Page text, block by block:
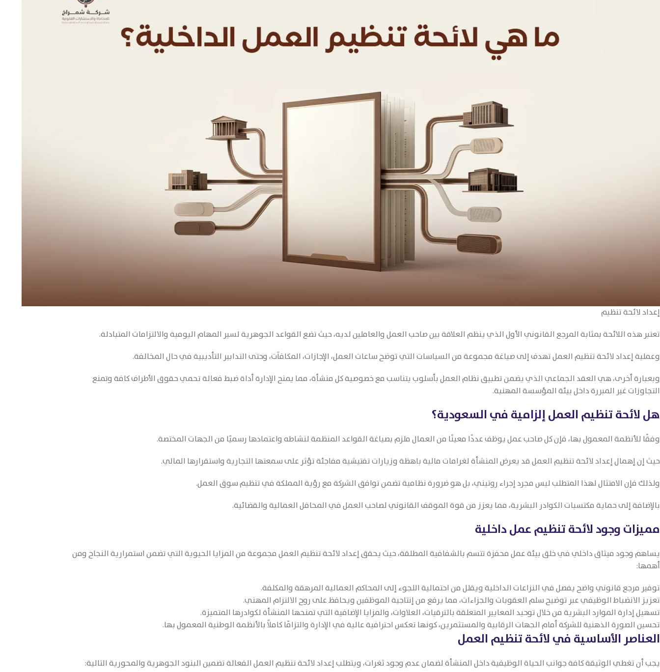
إعداد لائحة تنظيم
تعتبر هذه اللائحة بمثابة المرجع القانوني الأول الذي ينظم العلاقة بين صاحب العمل والعاملين لديه، حيث تضع القواعد الجوهرية لسير المهام اليومية والالتزامات المتبادلة.
وعملية إعداد لائحة تنظيم العمل تهدف إلى صياغة مجموعة من السياسات التي توضح ساعات العمل، الإجازات، المكافآت، وحتى التدابير التأديبية في حال المخالفة.
وبعبارة أخرى، هي العقد الجماعي الذي يضمن تطبيق نظام العمل بأسلوب يتناسب مع خصوصية كل منشأة، مما يمنح الإدارة أداة ضبط فعالة تحمي حقوق الأطراف كافة وتمنع
التجاوزات غير المبررة داخل بيئة المؤسسة المهنبة.
هل لائحة تنظيم العمل إلزامية في السعودية؟
وفقًا للأنظمة المعمول بها، فإن كل صاحب عمل يوظف عددًا معينًا من العمال ملزم بصياغة القواعد المنظمة لنشاطه واعتمادها رسميًا من الجهات المختصة.
حيث إن إهمال إعداد لائحة تنظيم العمل قد يعرض المنشأة لغرامات مالية باهظة وزيارات تفتيشية مفاجئة تؤثر على سمعتها التجارية واستقرارها المالي.
ولذلك فإن الامتثال لهذا المتطلب ليس مجرد إجراء روتيني، بل هو ضرورة نظامية تضمن توافق الشركة مع رؤية المملكة في تنظيم سوق العمل.
بالإضافة إلى حماية مكتسبات الكوادر البشرية، مما يعزز من قوة الموقف القانوني لصاحب العمل في المحافل العمالية والقضائية.
مميزات وجود لائحة تنظيم عمل داخلية
يساهم وجود ميثاق داخلي في خلق بيئة عمل محفزة تتسم بالشفافية المطلقة، حيث يحقق إعداد لائحة تنظيم العمل مجموعة من المزايا الحيوية التي تضمن استمرارية النجاح ومن
أهمها:
توفير مرجع قانوني واضح يفصل في النزاعات الداخلية ويقلل من احتمالية اللجوء إلى المحاكم العمالية المرهقة والمكلفة.
تعزيز الانضباط الوظيفي عبر توضيح سلم العقوبات والجزاءات، مما يرفع من إنتاجية الموظفين ويحافظ على روح الالتزام المهني.
تسهيل إدارة الموارد البشرية من خلال توحيد المعايير المتعلقة بالترقيات، العلاوات، والمزايا الإضافية التي تمنحها المنشأة لكوادرها المتميزة.
تحسين الصورة الذهنية للشركة أمام الجهات الرقابية والمستثمرين، كونها تعكس احترافية عالية في الإدارة والتزامًا كاملاً بالأنظمة الوطنية المعمول بها.
العناصر الأساسية في لائحة تنظيم العمل
يجب أن تغطي الوثيقة كافة جوانب الحياة الوظيفية داخل المنشأة لضمان عدم وجود ثغرات، ويتطلب إعداد لائحة تنظيم العمل الفعالة تضمين البنود الجوهرية والمحورية التالية: